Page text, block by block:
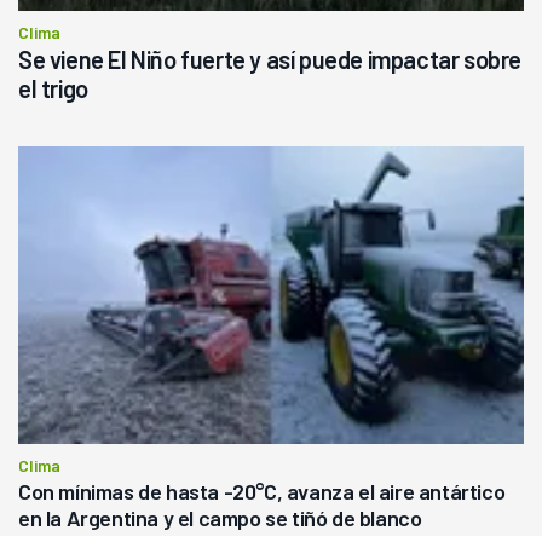
Clima
Se viene El Niño fuerte y así puede impactar sobre
el trigo
Clima
Con mínimas de hasta -20°C, avanza el aire antártico
en la Argentina y el campo se tiñó de blanco